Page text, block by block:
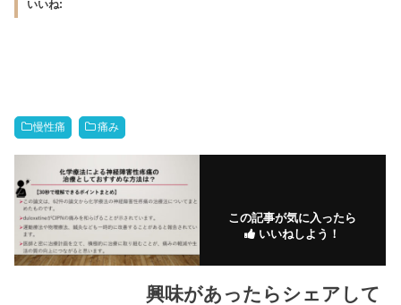
いいね:
慢性痛 痛み
この記事が気に入ったら
いいねしよう！
興味があったらシェアして